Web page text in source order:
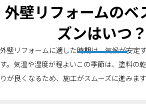
外壁リフォームのベ
ズンはいつ？
外壁リフォームに適した時期は、気候が安定
す。気温や湿度が程よいこの季節は、塗料の
りが良くなるため、施工がスムーズに進みます